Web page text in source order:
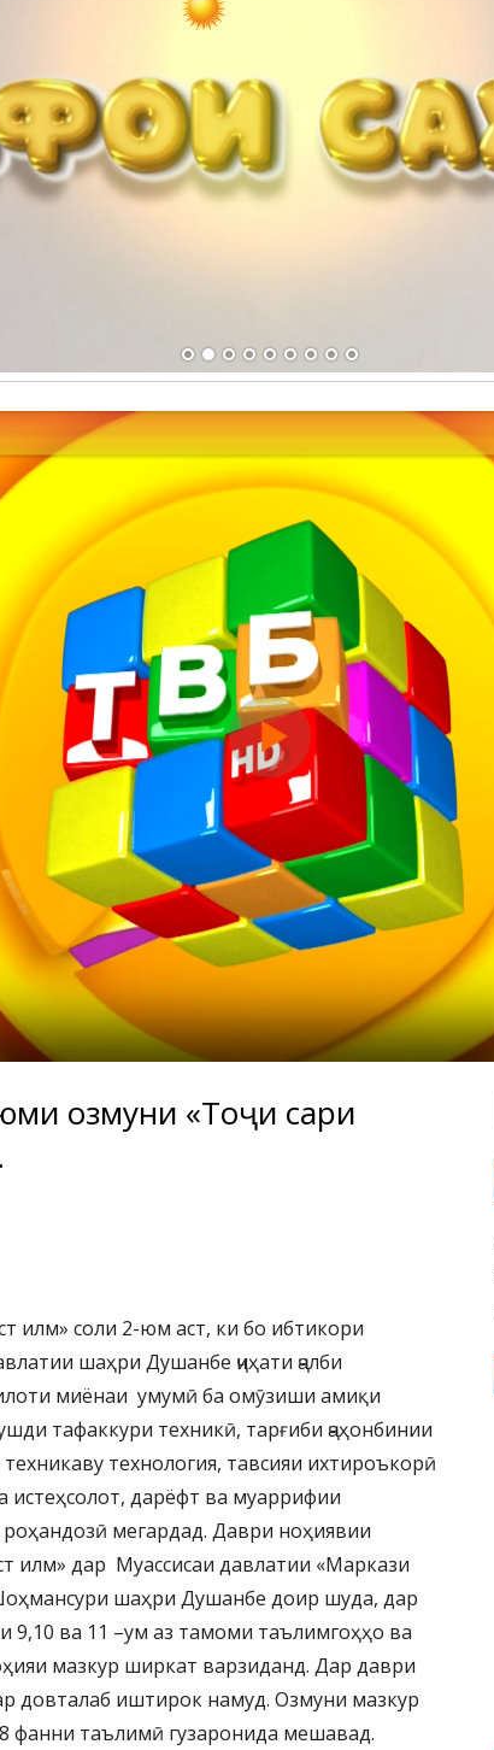
озмуни «Тоҷи сари
илм» соли 2-юм аст, ки бо ибтикори
шаҳри Душанбе ҷиҳати ҷалби
миёнаи умумӣ ба омӯзиши амиқи
тафаккури техникӣ, тарғиби ҷаҳонбинии
технология, тавсияи ихтироъкорӣ
дарёфт ва муаррифии
мегардад. Даври ноҳиявии
илм» дар Муассисаи давлатии «Маркази
шаҳри Душанбе доир шуда, дар
ва 11 –ум аз тамоми таълимгоҳҳо ва
мазкур ширкат варзиданд. Дар даври
довталаб иштирок намуд. Озмуни мазкур
фанни таълимӣ гузаронида мешавад.